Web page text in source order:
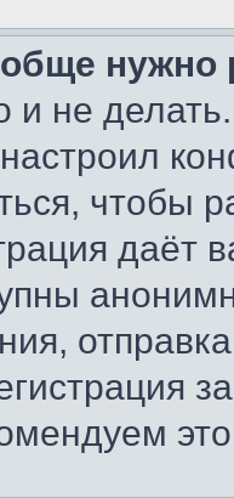
нужно
не
чтобы
даёт